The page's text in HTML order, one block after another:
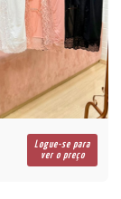
Logue-se para
ver o preço